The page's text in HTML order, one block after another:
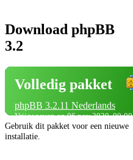
Download phpBB
3.2
Volledig pakket
phpBB 3.2.11 Nederlands
Vrijgegeven op 06 nov 2020, 00:00
Gebruik dit pakket voor een nieuwe
installatie.